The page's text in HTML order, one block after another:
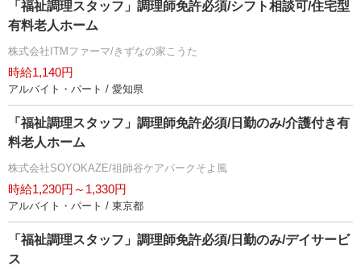
「福祉調理スタッフ」調理師免許必須/シフト相談可/住宅型
有料老人ホーム
株式会社ITMファーマ/きずなの家こうた
時給1,140円
アルバイト・パート / 愛知県
「福祉調理スタッフ」調理師免許必須/日勤のみ/介護付き有
料老人ホーム
株式会社SOYOKAZE/祖師谷ケアパークそよ風
時給1,230円～1,330円
アルバイト・パート / 東京都
「福祉調理スタッフ」調理師免許必須/日勤のみ/デイサービ
ス